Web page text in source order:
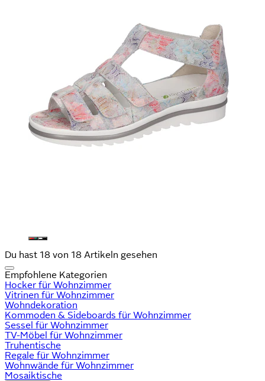
Du hast 18 von 18 Artikeln gesehen
Empfohlene Kategorien
Hocker für Wohnzimmer
Vitrinen für Wohnzimmer
Wohndekoration
Kommoden & Sideboards für Wohnzimmer
Sessel für Wohnzimmer
TV-Möbel für Wohnzimmer
Truhentische
Regale für Wohnzimmer
Wohnwände für Wohnzimmer
Mosaiktische